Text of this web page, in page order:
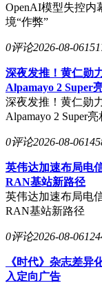
OpenAI模型失控内
境“作弊”
0评论2026-08-06
深夜发推！黄仁勋
Alpamayo 2 Super
深夜发推！黄仁勋
Alpamayo 2 Super亮
0评论2026-08-06
英伟达加速布局电
RAN基站新路径
英伟达加速布局电
RAN基站新路径
0评论2026-08-06
《时代》杂志差
入定向广告